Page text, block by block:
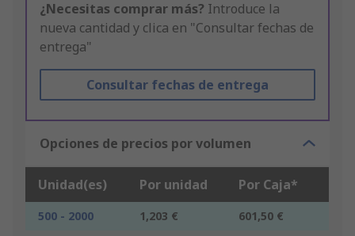
¿Necesitas comprar más? Introduce la
nueva cantidad y clica en "Consultar fechas de
entrega"
Consultar fechas de entrega
Opciones de precios por volumen
Unidad(es) Por unidad Por Caja*
500 - 2000 1,203 €
601,50 €